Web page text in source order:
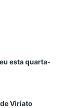
esta quarta-
Viriato